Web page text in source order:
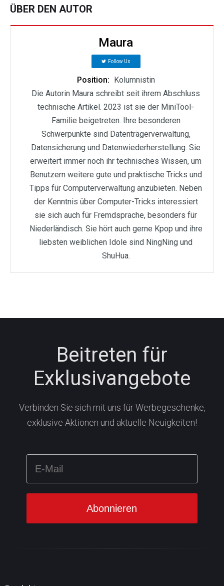
ÜBER DEN AUTOR
Maura
Follow Us
Position:
Kolumnistin
Die Autorin Maura schreibt seit ihrem Abschluss
technische Artikel. 2023 ist sie der MiniTool-
Familie beigetreten. Ihre besonderen
Schwerpunkte sind Datenträgerverwaltung,
Datensicherung und Datenwiederherstellung. Sie
erweitert immer noch ihr technisches Wissen, um
Benutzern weitere gute und praktische Tricks und
Tipps für Computerverwaltung anzubieten. Neben
der Kenntnis über Computer-Tricks interessiert
sie sich auch für Fremdsprache, besonders für
Niederländisch. Sie hört auch gerne Kpop und ihre
liebsten weiblichen Idole sind NingNing und
ShuHua.
Beitreten für
Exklusivangebote
Verbinden Sie sich mit uns für Werbegeschenke,
exklusive Aktionen und aktuelle Neuigkeiten!